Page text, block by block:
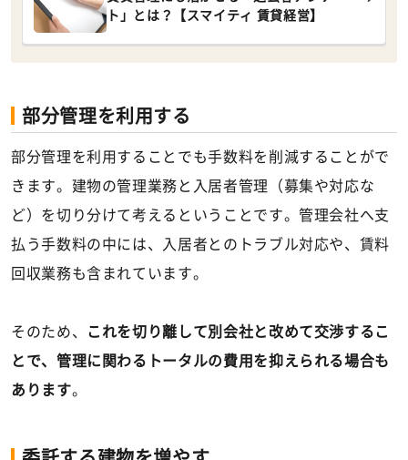
ト」とは？【スマイティ 賃貸経営】
部分管理を利用する
部分管理を利用することでも手数料を削減することがで
きます。建物の管理業務と入居者管理（募集や対応な
ど）を切り分けて考えるということです。管理会社へ支
払う手数料の中には、入居者とのトラブル対応や、賃料
回収業務も含まれています。
そのため、
これを切り離して別会社と改めて交渉するこ
とで、管理に関わるトータルの費用を抑えられる場合も
あります。